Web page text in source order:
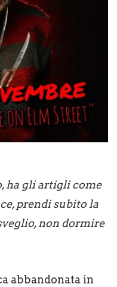
ha gli artigli come
prendi subito la
non dormire
abbandonata in